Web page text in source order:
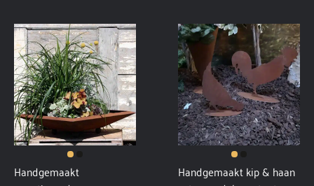
Handgemaakt
Handgemaakt kip & haan